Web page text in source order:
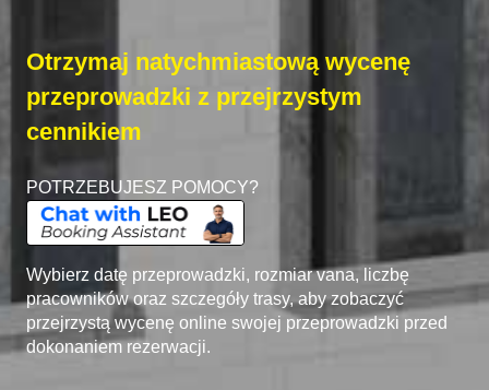
Otrzymaj natychmiastową wycenę
przeprowadzki z przejrzystym
cennikiem
POTRZEBUJESZ POMOCY?
Wybierz datę przeprowadzki, rozmiar vana, liczbę
pracowników oraz szczegóły trasy, aby zobaczyć
przejrzystą wycenę online swojej przeprowadzki przed
dokonaniem rezerwacji.